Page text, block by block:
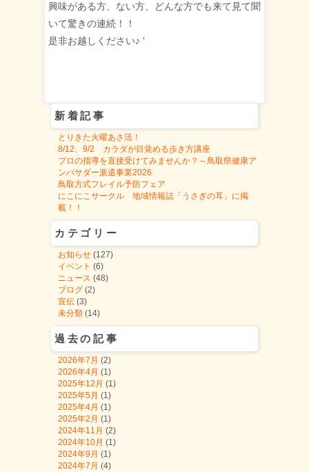
興味がある方、ない方、どんな方でも来て見て聞
いて驚きの連続！！
是非お越しください♪ '
新着記事
とりきた火曜あさ活！
8/12、9/2 カラダが目覚める歩き方講座
プロの指導を直接受けてみませんか？～鳥取県健康ア
ンバサダー派遣事業2026
鳥取方式フレイル予防フェア
にこにこサークル 地域情報誌「うさぎの耳」に掲
載！！
カテゴリー
お知らせ (127)
イベント (6)
ニュース (48)
ブログ (2)
宣伝 (3)
未分類 (14)
過去の記事
2026年7月 (2)
2026年4月 (1)
2025年12月 (1)
2025年5月 (1)
2025年4月 (1)
2025年2月 (1)
2024年11月 (2)
2024年10月 (1)
2024年9月 (1)
2024年7月 (4)